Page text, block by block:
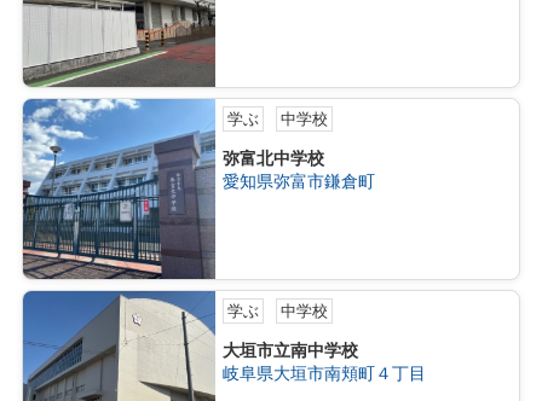
学ぶ 中学校
弥富北中学校
愛知県弥富市鎌倉町
学ぶ 中学校
大垣市立南中学校
岐阜県大垣市南頬町４丁目